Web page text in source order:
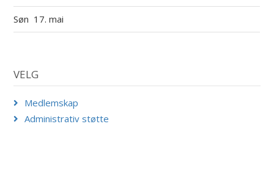
Søn 17. mai
VELG
Medlemskap
Administrativ støtte